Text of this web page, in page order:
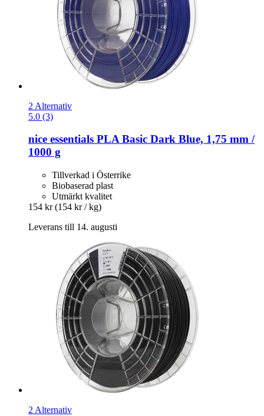
2 Alternativ
5.0 (3)
nice essentials PLA Basic Dark Blue, 1,75 mm /
1000 g
Tillverkad i Österrike
Biobaserad plast
Utmärkt kvalitet
154 kr (154 kr / kg)
Leverans till 14. augusti
2 Alternativ